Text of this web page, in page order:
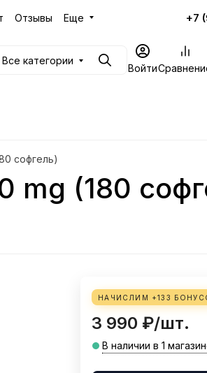
Отзывы Еще +7
Все категории ПоискВойти
софгель)
mg (180
НАЧИСЛИМ +133
3 990 ₽/шт.
В наличии в 1